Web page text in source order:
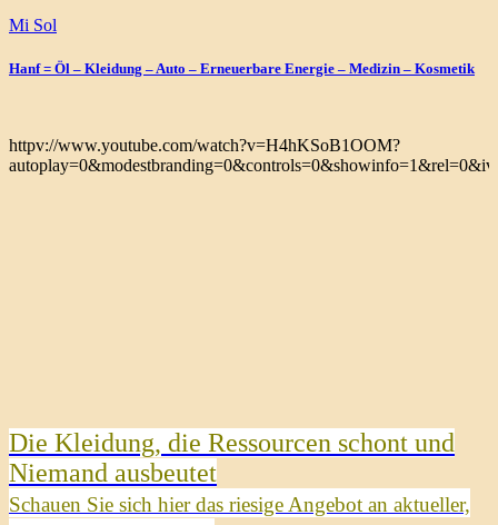
Mi Sol
Hanf = Öl – Kleidung – Auto – Erneuerbare Energie – Medizin – Kosmetik
httpv://www.youtube.com/watch?v=H4hKSoB1OOM?
Die Kleidung, die Ressourcen schont und
Niemand ausbeutet
Schauen Sie sich hier das riesige Angebot an aktueller,